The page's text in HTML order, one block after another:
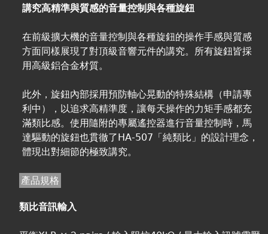
講究高精準與質感的音量控制與各種旋鈕
在前級擴大機的音量控制與各種旋鈕的操作手感與質感
方面同樣展現了對頂級音響元件的講究。所有旋鈕皆採
用高級鋁合金材質。
此外，旋鈕內部採用預防軸心晃動的特殊結構（申請專
利中），以追求高精準度，讓每天操作的力矩手感都充
滿類比感。使用隨附的專屬遙控器進行音量控制時，馬
達驅動的旋鈕也貫徹了HA-507「純類比」的設計理念，
體現出對細節的極致講究。
產品規格
類比音訊輸入